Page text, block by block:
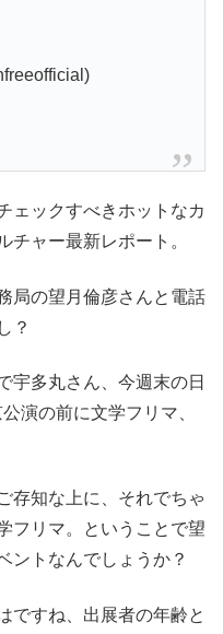
ェックすべきホットなカ
チャー最新レポート。
局の望月倫彦さんと電話
？
宇多丸さん、今週末の日
演の前に文学フリマ、
存知な上に、それでちゃ
フリマ。ということで望
ントなんでしょうか？
ですね、出展者の年齢と